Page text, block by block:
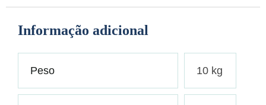
Informação adicional
Peso 10 kg